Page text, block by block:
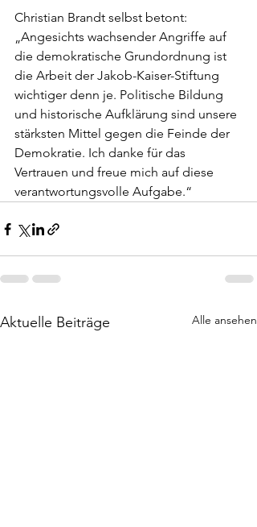
Christian Brandt selbst betont:
„Angesichts wachsender Angriffe auf
die demokratische Grundordnung ist
die Arbeit der Jakob-Kaiser-Stiftung
wichtiger denn je. Politische Bildung
und historische Aufklärung sind unsere
stärksten Mittel gegen die Feinde der
Demokratie. Ich danke für das
Vertrauen und freue mich auf diese
verantwortungsvolle Aufgabe.“
Aktuelle Beiträge Alle ansehen